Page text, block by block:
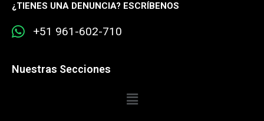
¿TIENES UNA DENUNCIA? ESCRÍBENOS
+51 961-602-710
Nuestras Secciones